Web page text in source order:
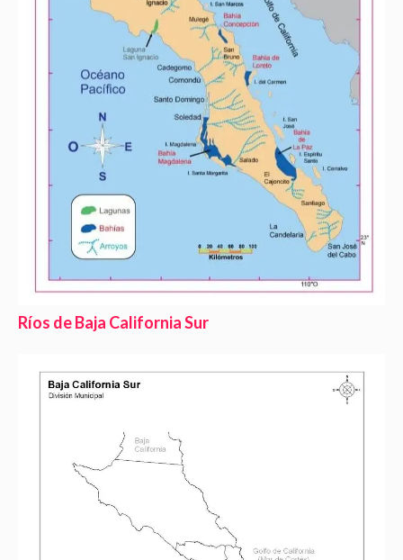
Ríos de Baja California Sur